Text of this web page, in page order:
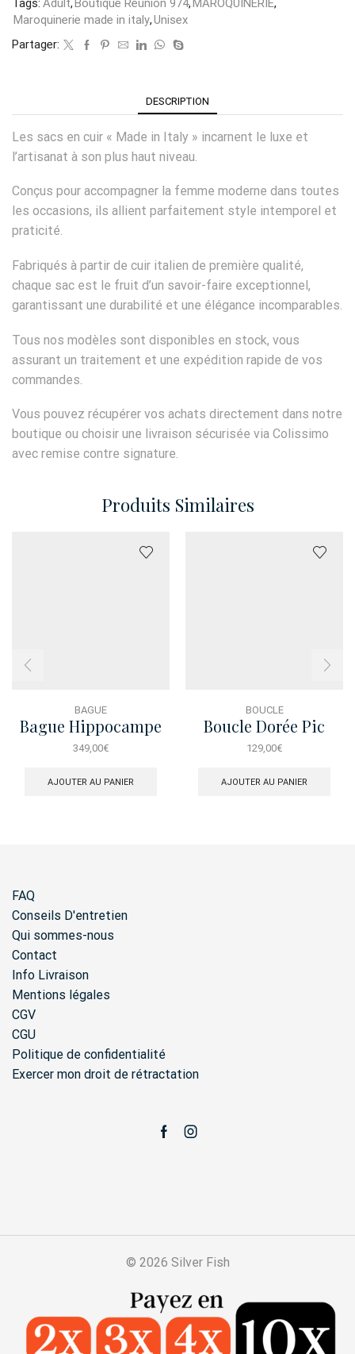
Tags: Adult,Boutique Réunion 974,MAROQUINERIE,
Maroquinerie made in italy,Unisex
Partager:
DESCRIPTION
Les sacs en cuir « Made in Italy » incarnent le luxe et
l’artisanat à son plus haut niveau.
Conçus pour accompagner la femme moderne dans toutes
les occasions, ils allient parfaitement style intemporel et
praticité.
Fabriqués à partir de cuir italien de première qualité,
chaque sac est le fruit d’un savoir-faire exceptionnel,
garantissant une durabilité et une élégance incomparables.
Tous nos modèles sont disponibles en stock, vous
assurant un traitement et une expédition rapide de vos
commandes.
Vous pouvez récupérer vos achats directement dans notre
boutique ou choisir une livraison sécurisée via Colissimo
avec remise contre signature.
Produits Similaires
BAGUE
Bague Hippocampe
Dorée
349,00€
AJOUTER AU PANIER
BOUCLE
Boucle Dorée Pic
Solaire Mirage
129,00€
AJOUTER AU PANIER
FAQ
Conseils D'entretien
Qui sommes-nous
Contact
Info Livraison
Mentions légales
CGV
CGU
Politique de confidentialité
Exercer mon droit de rétractation
FacebookInstagram
© 2026 Silver Fish